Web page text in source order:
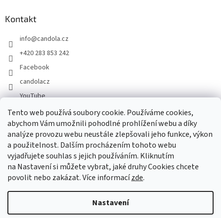
Tento web používá soubory cookie. Používáme cookies,
abychom Vám umožnili pohodlné prohlížení webu a díky
analýze provozu webu neustále zlepšovali jeho funkce, výkon
a použitelnost. Dalším procházením tohoto webu
vyjadřujete souhlas s jejich používáním. Kliknutím
na Nastavení si můžete vybrat, jaké druhy Cookies chcete
povolit nebo zakázat. Více informacízde.
Nastavení
Kontakt
info@candola.cz
+420 283 853 242
Facebook
candolacz
YouTube
Přijímáme online platby